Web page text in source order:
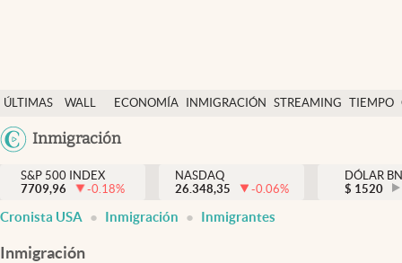
ÚLTIMAS
NOTICIAS
WALL
Y
DÓLAR
ECONOMÍA INMIGRACIÓN STREAMING TIEMPO
México
Inmigración
Finanzas y economía
Wall Street y dólar
Inmigración
S&P 500 INDEX
7709,96
-0.18%
NASDAQ
26.348,35
-0.06%
DÓLAR
$ 1520
Cronista USA Inmigración Inmigrantes
Inmigración